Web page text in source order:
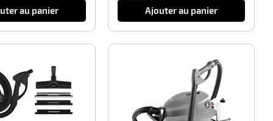
au panier Ajouter au panier